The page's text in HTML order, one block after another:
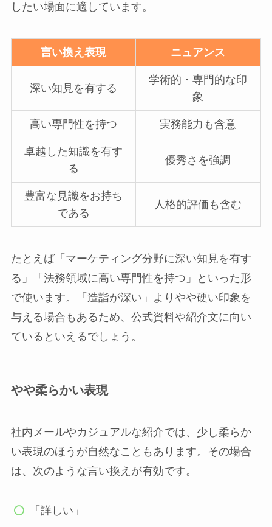
したい場面に適しています。
言い換え表現 ニュアンス
深い知見を有する
学術的・専門的な印
象
高い専門性を持つ 実務能力も含意
卓越した知識を有す
る
優秀さを強調
豊富な見識をお持ち
である
人格的評価も含む
たとえば「マーケティング分野に深い知見を有す
る」「法務領域に高い専門性を持つ」といった形
で使います。「造詣が深い」よりやや硬い印象を
与える場合もあるため、公式資料や紹介文に向い
ているといえるでしょう。
やや柔らかい表現
社内メールやカジュアルな紹介では、少し柔らか
い表現のほうが自然なこともあります。その場合
は、次のような言い換えが有効です。
「詳しい」